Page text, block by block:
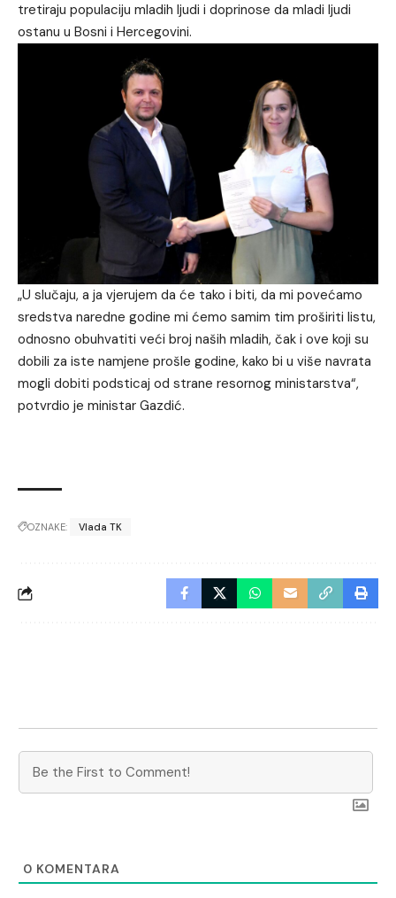
tretiraju populaciju mladih ljudi i doprinose da mladi ljudi
ostanu u Bosni i Hercegovini.
„U slučaju, a ja vjerujem da će tako i biti, da mi povećamo
sredstva naredne godine mi ćemo samim tim proširiti listu,
odnosno obuhvatiti veći broj naših mladih, čak i ove koji su
dobili za iste namjene prošle godine, kako bi u više navrata
mogli dobiti podsticaj od strane resornog ministarstva“,
potvrdio je ministar Gazdić.
OZNAKE: Vlada TK
0 KOMENTARA